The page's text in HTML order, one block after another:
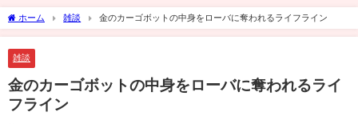
ホーム 雑談 金のカーゴボットの中身をローバに奪われるライフライン
雑談
金のカーゴボットの中身をローバに奪われるライ
フライン